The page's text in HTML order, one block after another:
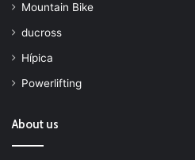
Mountain Bike
ducross
Hípica
Powerlifting
About us